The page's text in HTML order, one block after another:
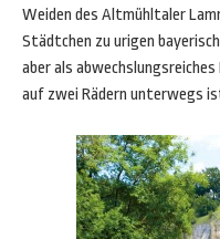
Weiden des Altmühltaler
Städtchen zu urigen
aber als
auf zwei Rädern unterwegs